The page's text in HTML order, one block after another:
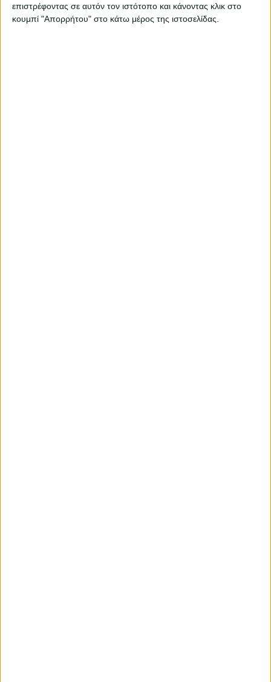
επιστρέφοντας σε αυτόν τον ιστότοπο και κάνοντας κλικ στο
κουμπί "Απορρήτου" στο κάτω μέρος της ιστοσελίδας.
Ακολούθησε την εφημερίδα ΝΕΟΣ